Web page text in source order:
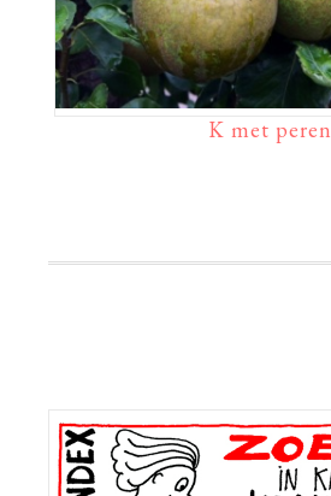
K met peren
Primaire
Sidebar